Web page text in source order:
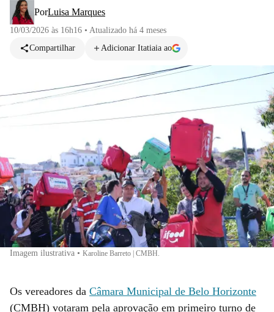
PorLuisa Marques
10/03/2026 às 16h16 • Atualizado há 4 meses
Compartilhar
Adicionar Itatiaia ao
Imagem ilustrativa • Karoline Barreto | CMBH.
Os vereadores da Câmara Municipal de Belo Horizonte
(CMBH) votaram pela aprovação em primeiro turno de